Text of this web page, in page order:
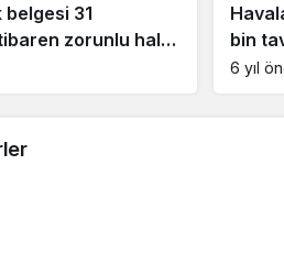
31
zorunlu hale
lira cezası var
bin
6 yıl